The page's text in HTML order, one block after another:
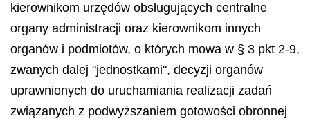
kierownikom urzędów obsługujących centralne
organy administracji oraz kierownikom innych
organów i podmiotów, o których mowa w § 3 pkt 2-9,
zwanych dalej "jednostkami", decyzji organów
uprawnionych do uruchamiania realizacji zadań
związanych z podwyższaniem gotowości obronnej